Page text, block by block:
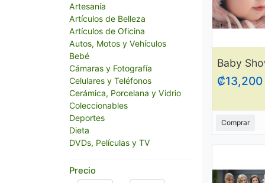
Artesanía
Artículos de Belleza
Artículos de Oficina
Autos, Motos y Vehículos
Bebé
Cámaras y Fotografía
Celulares y Teléfonos
Cerámica, Porcelana y Vidrio
Coleccionables
Deportes
Dieta
DVDs, Películas y TV
Entradas para Eventos
Equipo de Gimnasio
Precio
₡13,200
Comprar